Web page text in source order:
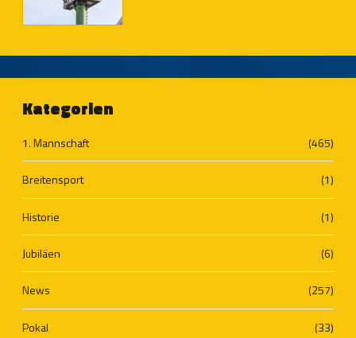
Kategorien
1. Mannschaft (465)
Breitensport (1)
Historie (1)
Jubiläen (6)
News (257)
Pokal (33)